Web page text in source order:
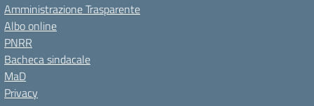
Amministrazione Trasparente
Albo online
PNRR
Bacheca sindacale
MaD
Privacy